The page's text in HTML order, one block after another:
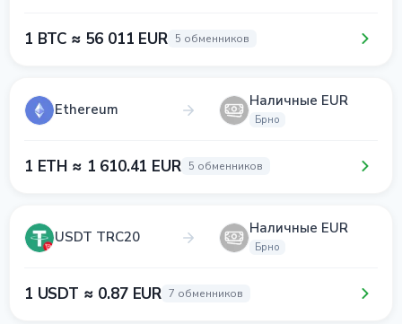
1 BTC ≈ 56 011 EUR 5 обменников
Ethereum Наличные EUR
Брно
1 ETH ≈ 1 610.41 EUR 5 обменников
USDT TRC20 Наличные EUR
Брно
1 USDT ≈ 0.87 EUR 7 обменников